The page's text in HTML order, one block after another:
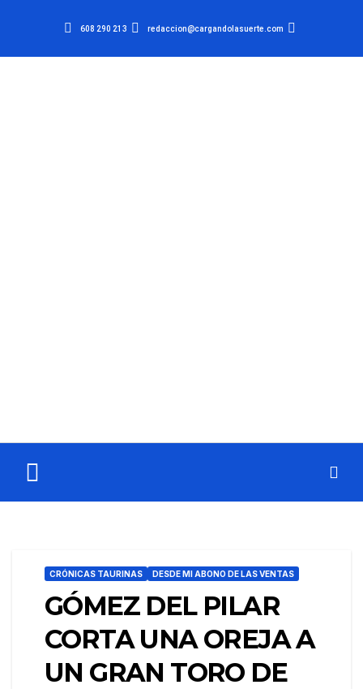
608 290 213 redaccion@cargandolasuerte.com
CRÓNICAS TAURINAS DESDE MI ABONO DE LAS VENTAS
GÓMEZ DEL PILAR
CORTA UNA OREJA A
UN GRAN TORO DE